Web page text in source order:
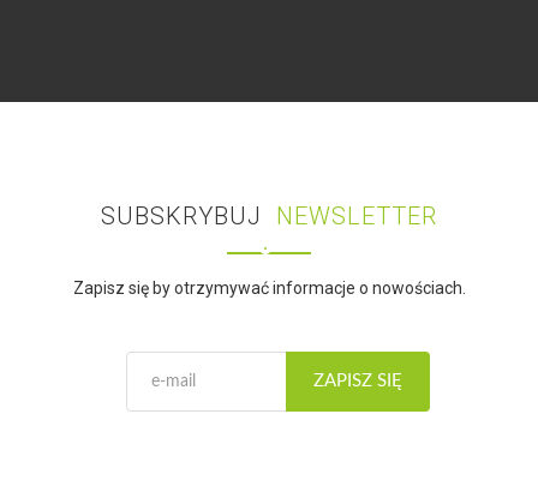
SUBSKRYBUJ NEWSLETTER
Zapisz się by otrzymywać informacje o nowościach.
ZAPISZ SIĘ